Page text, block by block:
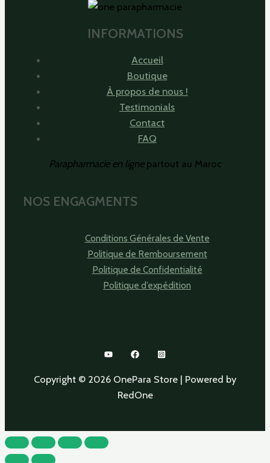
INFORMATIONS
Accueil
Boutique
À propos de nous !
Testimonials
Contact
FAQ
Parapharmacie en lignepartout au Maroc
NOS ENGAGMENTS
Conditions Générales de Vente
Politique de Remboursement
Politique de Confidentialité
Politique d’expédition
Copyright © 2026 OnePara Store | Powered by
RedOne